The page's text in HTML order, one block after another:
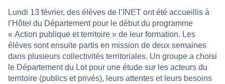
Lundi 13 février, des élèves de l’INET ont été accueillis à
l’Hôtel du Département pour le début du programme
« Action publique et territoire » de leur formation. Les
élèves sont ensuite partis en mission de deux semaines
dans plusieurs collectivités territoriales. Un groupe a choisi
le Département du Lot pour une étude sur les acteurs du
territoire (publics et privés), leurs attentes et leurs besoins